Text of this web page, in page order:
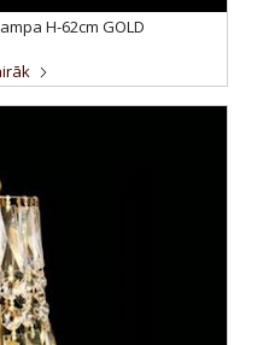
H-62cm GOLD